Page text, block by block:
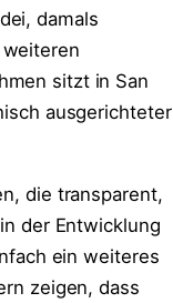
damals
weiteren
sitzt in San
ausgerichteter
die transparent,
der Entwicklung
ein weiteres
zeigen, dass